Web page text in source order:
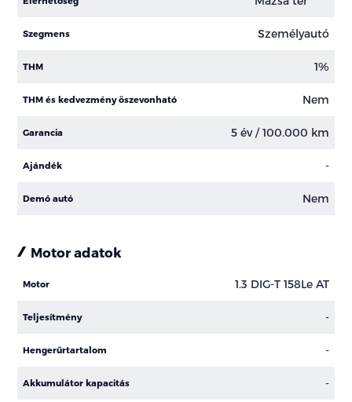
Szegmens Személyautó
THM 1%
THM és kedvezmény öszevonható Nem
Garancia 5 év / 100.000 km
Ajándék -
Demó autó Nem
Motor adatok
Motor 1.3 DIG-T 158Le AT
Teljesítmény -
Hengerűrtartalom -
Akkumulátor kapacitás -